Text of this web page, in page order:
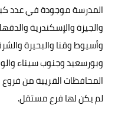
المدرسة موجودة في عدد
والجيزة والإسكندرية
وأسيوط وقنا والبحيرة
وبورسعيد وجنوب سيناء
المحافظات القريبة من
لم يكن لها فرع مستقل.